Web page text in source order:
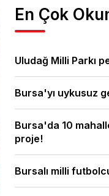
En Çok
Uludağ Milli Parkı
Bursa'yı uykusuz
Bursa'da 10
proje!
Bursalı milli